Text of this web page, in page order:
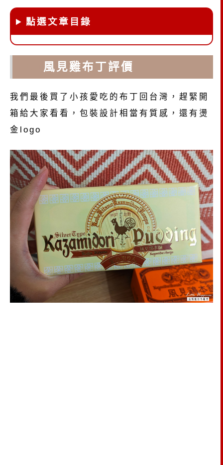
點選文章目錄
風見雞布丁評價
我們最後買了小孩愛吃的布丁回台灣，趕緊開
箱給大家看看，包裝設計相當有質感，還有燙
金logo